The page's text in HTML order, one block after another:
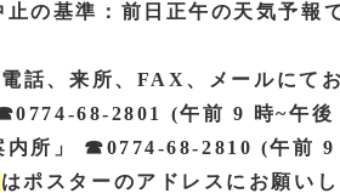
止の基準：前日正午の天気予報
話、来所、FAX、メールにて
☎︎0774-68-2801 (午前 9 時~午
内所」 ☎︎0774-68-2810 (午前
はポスターのアドレスにお願いし